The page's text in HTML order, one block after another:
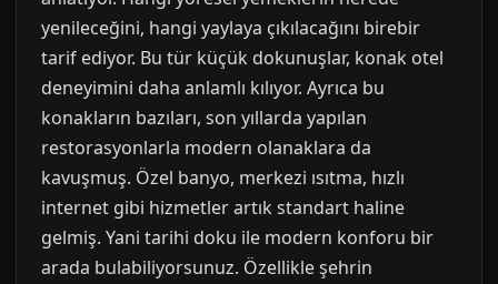
yenileceğini, hangi yaylaya çıkılacağını birebir
tarif ediyor. Bu tür küçük dokunuşlar, konak otel
deneyimini daha anlamlı kılıyor. Ayrıca bu
konakların bazıları, son yıllarda yapılan
restorasyonlarla modern olanaklara da
kavuşmuş. Özel banyo, merkezi ısıtma, hızlı
internet gibi hizmetler artık standart haline
gelmiş. Yani tarihi doku ile modern konforu bir
arada bulabiliyorsunuz. Özellikle şehrin